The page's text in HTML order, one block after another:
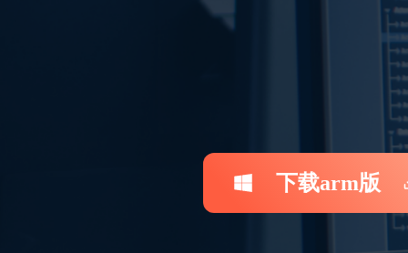
下载arm版